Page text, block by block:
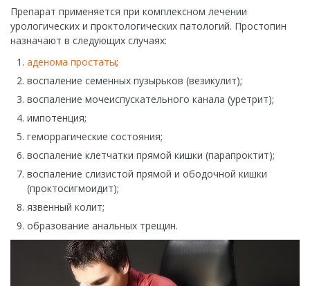
Препарат применяется при комплексном лечении
урологических и проктологических патологий. Простопин
назначают в следующих случаях:
аденома простаты;
воспаление семенных пузырьков (везикулит);
воспаление мочеиспускательного канала (уретрит);
импотенция;
геморрагические состояния;
воспаление клетчатки прямой кишки (парапроктит);
воспаление слизистой прямой и ободочной кишки
(проктосигмоидит);
язвенный колит;
образование анальных трещин.